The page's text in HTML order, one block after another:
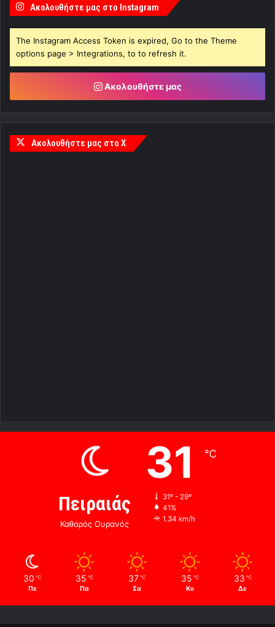
Ακολουθήστε μας στο Instagram
The Instagram Access Token is expired, Go to the Theme
options page > Integrations, to to refresh it.
Ακολουθήστε μας
Ακολουθήστε μας στο X
Πειραιάς
Καθαρός Ουρανός
31 ℃
31º - 29º
41%
1.34 km/h
30 ℃
Πε
35 ℃
Πα
37 ℃
Σα
35 ℃
Κυ
33 ℃
Δε